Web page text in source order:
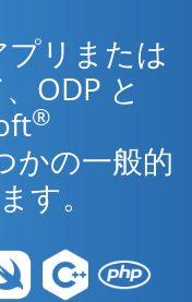
リまたは
ODP と
®
かの一般的
す。